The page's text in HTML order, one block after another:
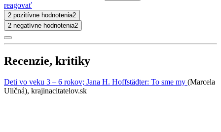
reagovať
2 pozitívne hodnotenia2
2 negatívne hodnotenia2
Recenzie, kritiky
Deti vo veku 3 – 6 rokov; Jana H. Hoffstädter: To sme my (Marcela
Uličná), krajinacitatelov.sk